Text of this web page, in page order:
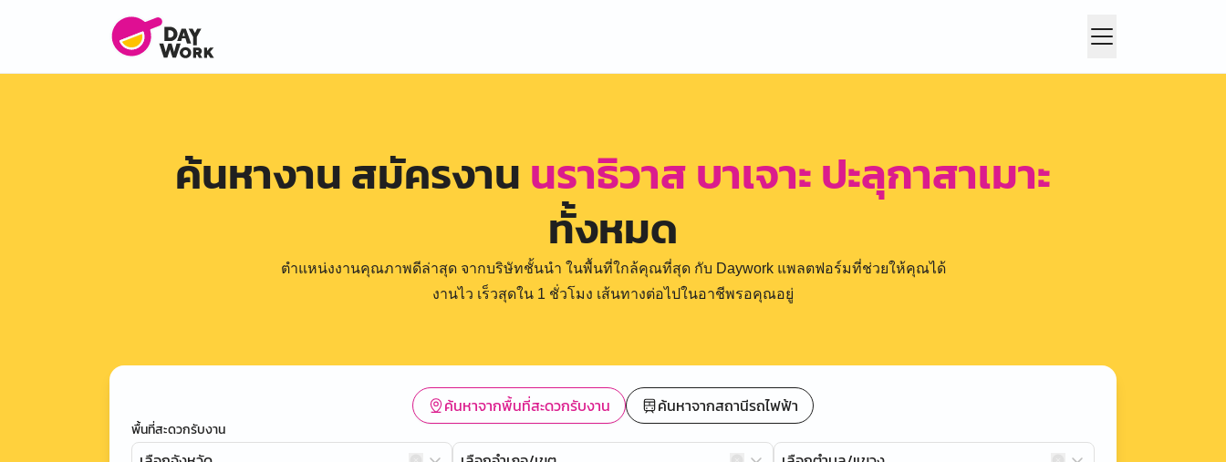
ค้นหางาน สมัครงาน นราธิวาส บาเจาะ ปะลุกาสาเมาะ
ทั้งหมด
ตำแหน่งงานคุณภาพดีล่าสุด จากบริษัทชั้นนำ ในพื้นที่ใกล้คุณที่สุด กับ Daywork แพลตฟอร์มที่ช่วยให้คุณได้
งานไว เร็วสุดใน 1 ชั่วโมง เส้นทางต่อไปในอาชีพรอคุณอยู่
ค้นหาจากพื้นที่สะดวกรับงาน ค้นหาจากสถานีรถไฟฟ้า
พื้นที่สะดวกรับงาน